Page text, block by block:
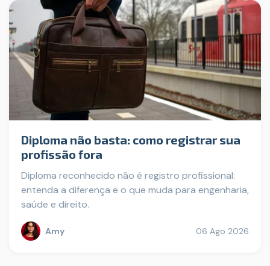
Diploma não basta: como registrar sua
profissão fora
Diploma reconhecido não é registro profissional:
entenda a diferença e o que muda para engenharia,
saúde e direito.
Amy 06 Ago 2026